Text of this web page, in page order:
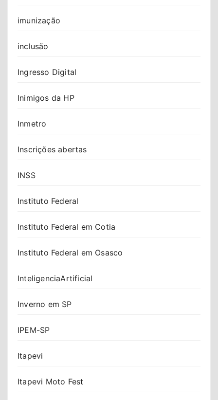
imunização
inclusão
Ingresso Digital
Inimigos da HP
Inmetro
Inscrições abertas
INSS
Instituto Federal
Instituto Federal em Cotia
Instituto Federal em Osasco
InteligenciaArtificial
Inverno em SP
IPEM-SP
Itapevi
Itapevi Moto Fest